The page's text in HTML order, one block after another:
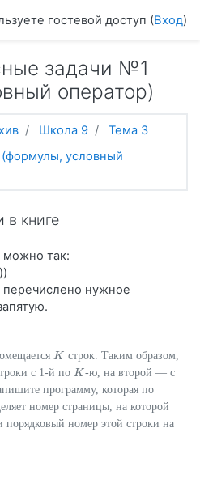
гостевой доступ (Вход)
задачи №1
оператор)
Школа 9
Тема 3
условный
книге
можно так:
нужное
K
K строк. Таким образом,
с 1-й по K
K -ю, на второй — с
программу, которая по
номер страницы, на которой
порядковый номер этой строки на